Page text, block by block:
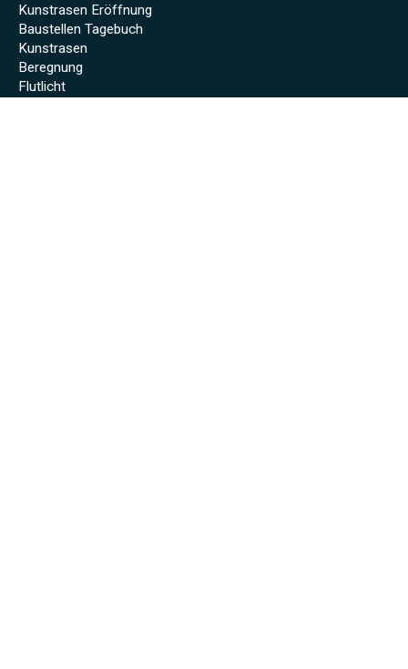
Kunstrasen Eröffnung
Baustellen Tagebuch
Kunstrasen
Beregnung
Flutlicht